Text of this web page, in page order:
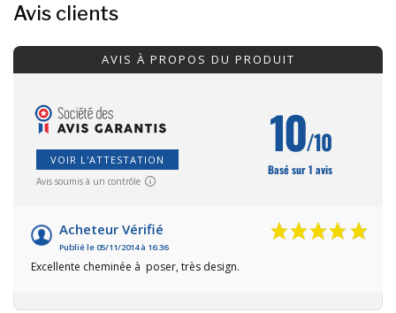
Avis clients
AVIS À PROPOS DU PRODUIT
VOIR L'ATTESTATION
Avis soumis à un contrôle
10/10
Basé sur 1 avis
Acheteur Vérifié
Publié le 05/11/2014 à 16:36
Excellente cheminée à poser, très design.